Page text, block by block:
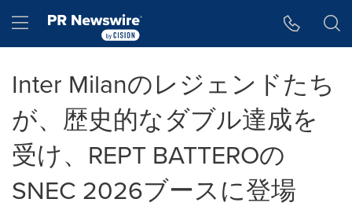
Hamburger menu
Inter Milanのレジェンドたち
が、歴史的なダブル達成を
受け、REPT BATTEROの
SNEC 2026ブースに登場